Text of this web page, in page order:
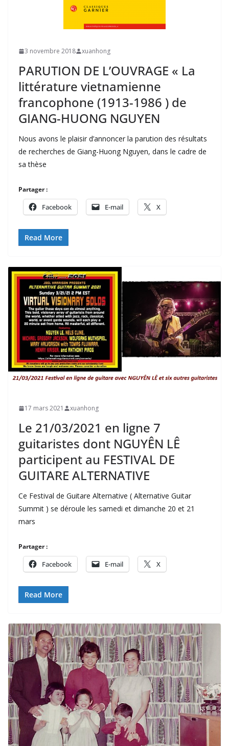
3 novembre 2018 xuanhong
PARUTION DE L’OUVRAGE « La
littérature vietnamienne
francophone (1913-1986 ) de
GIANG-HUONG NGUYEN
Nous avons le plaisir d’annoncer la parution des résultats
de recherches de Giang-Huong Nguyen, dans le cadre de
sa thèse
Partager :
Facebook E-mail X
Read More
17 mars 2021 xuanhong
Le 21/03/2021 en ligne 7
guitaristes dont NGUYÊN LÊ
participent au FESTIVAL DE
GUITARE ALTERNATIVE
Ce Festival de Guitare Alternative ( Alternative Guitar
Summit ) se déroule les samedi et dimanche 20 et 21
mars
Partager :
Facebook E-mail X
Read More